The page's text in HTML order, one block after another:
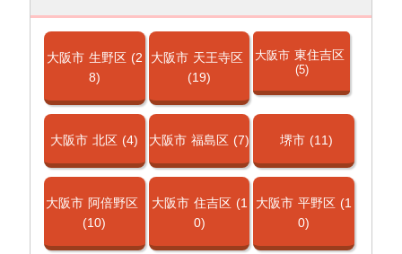
大阪市 生野区 (2
8)
大阪市 天王寺区
(19)
大阪市 東住吉区
(5)
大阪市 北区 (4) 大阪市 福島区 (7) 堺市 (11)
大阪市 阿倍野区
(10)
大阪市 住吉区 (1
0)
大阪市 平野区 (1
0)